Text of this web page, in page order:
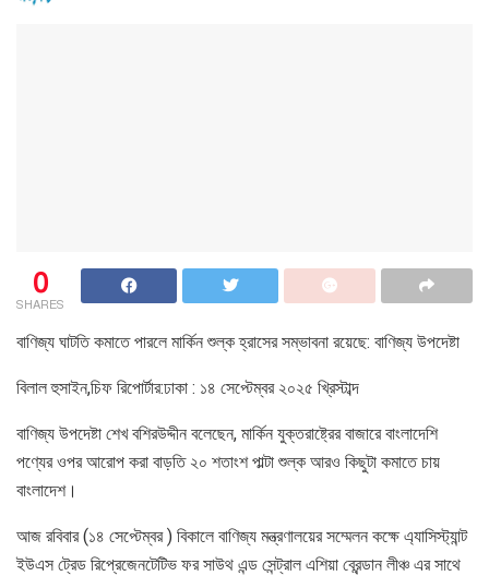
0
SHARES
বাণিজ্য ঘাটতি কমাতে পারলে মার্কিন শুল্ক হ্রাসের সম্ভাবনা রয়েছে: বাণিজ্য উপদেষ্টা
বিলাল হুসাইন,চিফ রিপোর্টার:ঢাকা : ১৪ সেপ্টেম্বর ২০২৫ খ্রিস্টাব্দ
বাণিজ্য উপদেষ্টা শেখ বশিরউদ্দীন বলেছেন, মার্কিন যুক্তরাষ্ট্রের বাজারে বাংলাদেশি
পণ্যের ওপর আরোপ করা বাড়তি ২০ শতাংশ পাল্টা শুল্ক আরও কিছুটা কমাতে চায়
বাংলাদেশ।
আজ রবিবার (১৪ সেপ্টেম্বর ) বিকালে বাণিজ্য মন্ত্রণালয়ের সম্মেলন কক্ষে এ্যাসিস্ট্যান্ট
ইউএস ট্রেড রিপ্রেজেনটেটিভ ফর সাউথ এন্ড সেন্ট্রাল এশিয়া ব্রেন্ডান লীঞ্চ এর সাথে